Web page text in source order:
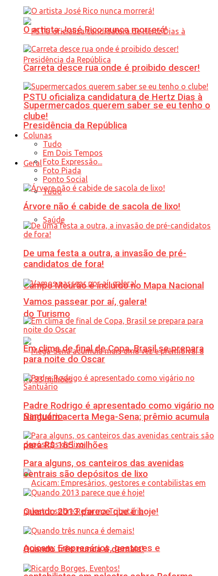
PSTU oficializa candidatura de Hertz Dias à
Presidência da República
Geral
Tudo
Saúde
Campo Mourão é incluído no Mapa Nacional
do Turismo
Ninguém acerta Mega-Sena; prêmio acumula
para R$ 165 milhões
Acicam: Empresários, gestores e
O artista José Rico nunca morrerá!
Carreta desce rua onde é proibido descer!
Supermercados querem saber se eu tenho o
clube!
Colunas
Tudo
Em Dois Tempos
Foto Expressão...
Foto Piada
Ponto Social
Árvore não é cabide de sacola de lixo!
De uma festa a outra, a invasão de pré-
candidatos de fora!
Vamos passear por aí, galera!
Em clima de final de Copa, Brasil se prepara
para noite do Oscar
Padre Rodrigo é apresentado como vigário no
Santuário
Para alguns, os canteiros das avenidas
centrais são depósitos de lixo
Quando 2013 parece que é hoje!
Quando três nunca é demais!